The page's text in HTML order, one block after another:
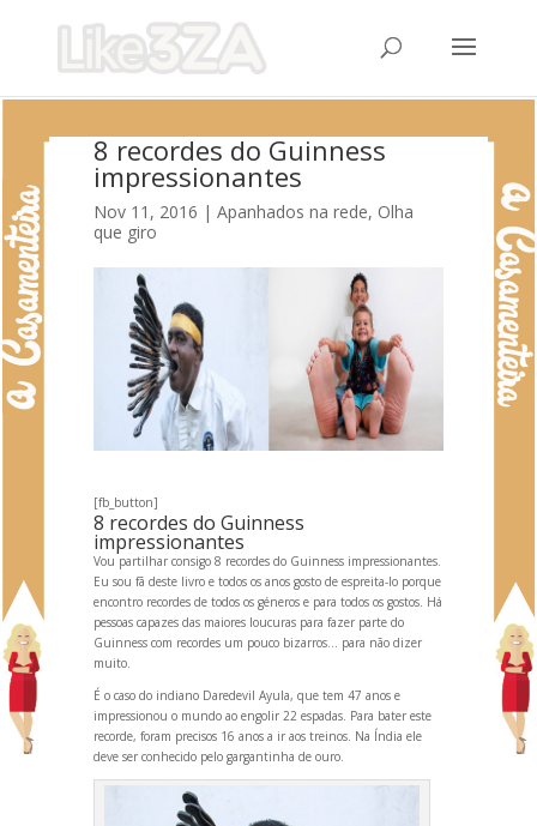
8 recordes do Guinness
impressionantes
Nov 11, 2016 | Apanhados na rede, Olha
que giro
[fb_button]
8 recordes do Guinness
impressionantes
Vou partilhar consigo 8 recordes do Guinness impressionantes.
Eu sou fã deste livro e todos os anos gosto de espreita-lo porque
encontro recordes de todos os géneros e para todos os gostos. Há
pessoas capazes das maiores loucuras para fazer parte do
Guinness com recordes um pouco bizarros… para não dizer
muito.
É o caso do indiano Daredevil Ayula, que tem 47 anos e
impressionou o mundo ao engolir 22 espadas. Para bater este
recorde, foram precisos 16 anos a ir aos treinos. Na Índia ele
deve ser conhecido pelo gargantinha de ouro.